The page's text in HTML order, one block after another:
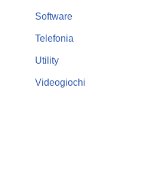
Software
Telefonia
Utility
Videogiochi